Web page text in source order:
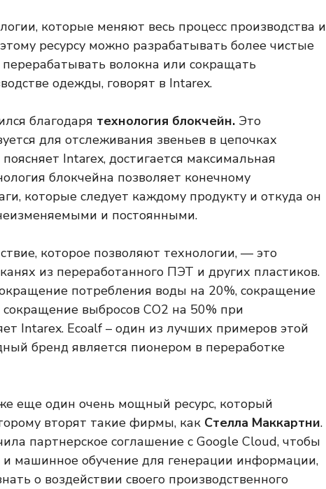
которые меняют весь процесс производства и
ресурсу можно разрабатывать более чистые
волокна или сокращать
одежды, говорят в Intarex.
благодаря технология блокчейн. Это
для отслеживания звеньев в цепочках
Intarex, достигается максимальная
блокчейна позволяет конечному
которые следует каждому продукту и откуда он
и постоянными.
которое позволяют технологии, — это
из переработанного ПЭТ и других пластиков.
потребления воды на 20%, сокращение
выбросов CO2 на 50% при
Intarex. Ecoalf – один из лучших примеров этой
бренд является пионером в переработке
еще один очень мощный ресурс, который
вторят такие фирмы, как Стелла Маккартни.
партнерское соглашение с Google Cloud, чтобы
и машинное обучение для генерации информации,
о воздействии своего производственного